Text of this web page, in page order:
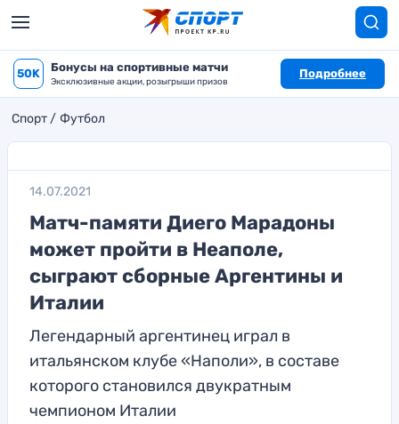
50K Бонусы на спортивные матчи
Эксклюзивные акции, розыгрыши призов
Подробнее
Спорт Футбол
14.07.2021
Матч-памяти Диего Марадоны
может пройти в Неаполе,
сыграют сборные Аргентины и
Италии
Легендарный аргентинец играл в
итальянском клубе «Наполи», в составе
которого становился двукратным
чемпионом Италии